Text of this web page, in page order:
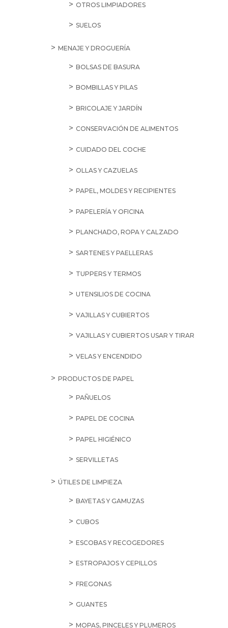
OTROS LIMPIADORES
SUELOS
MENAJE Y DROGUERÍA
BOLSAS DE BASURA
BOMBILLAS Y PILAS
BRICOLAJE Y JARDÍN
CONSERVACIÓN DE ALIMENTOS
CUIDADO DEL COCHE
OLLAS Y CAZUELAS
PAPEL, MOLDES Y RECIPIENTES
PAPELERÍA Y OFICINA
PLANCHADO, ROPA Y CALZADO
SARTENES Y PAELLERAS
TUPPERS Y TERMOS
UTENSILIOS DE COCINA
VAJILLAS Y CUBIERTOS
VAJILLAS Y CUBIERTOS USAR Y TIRAR
VELAS Y ENCENDIDO
PRODUCTOS DE PAPEL
PAÑUELOS
PAPEL DE COCINA
PAPEL HIGIÉNICO
SERVILLETAS
ÚTILES DE LIMPIEZA
BAYETAS Y GAMUZAS
CUBOS
ESCOBAS Y RECOGEDORES
ESTROPAJOS Y CEPILLOS
FREGONAS
GUANTES
MOPAS, PINCELES Y PLUMEROS